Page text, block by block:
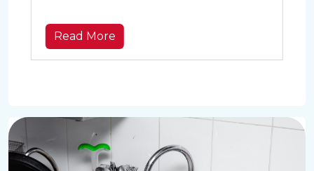
Read More